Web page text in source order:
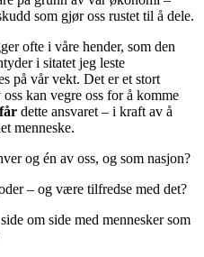
som gjør oss rustet til å dele.
ofte i våre hender, som den
i sitatet jeg leste
på vår vekt. Det er et stort
kan vegre oss for å komme
får dette ansvaret – i kraft av å
menneske.
og én av oss, og som nasjon?
– og være tilfredse med det?
om side med mennesker som